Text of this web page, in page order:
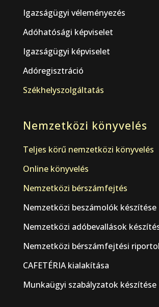
Igazságügyi véleményezés
Adóhatósági képviselet
Igazságügyi képviselet
Adóregisztráció
Székhelyszolgáltatás
Nemzetközi könyvelés
Teljes körű nemzetközi könyvelés
Online könyvelés
Nemzetközi bérszámfejtés
Nemzetközi beszámolók készítése
Nemzetközi adóbevallások
Nemzetközi bérszámfejtési
CAFETÉRIA kialakítása
Munkaügyi szabályzatok készítése